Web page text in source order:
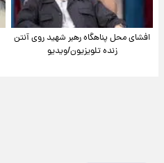
افشای محل پناهگاه‌ رهبر شهید روی آنتن
زنده تلویزیون/ویدیو